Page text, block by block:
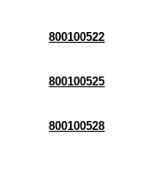
800100522
800100525
800100528